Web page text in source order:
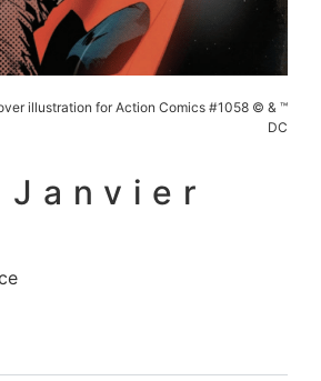
illustration for Action Comics #1058 © & ™
DC